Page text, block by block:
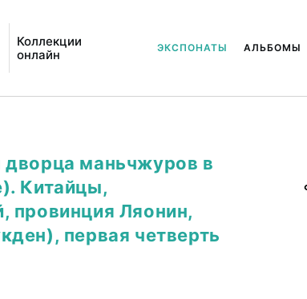
Коллекции
онлайн
ЭКСПОНАТЫ АЛЬБОМЫ
дворца маньчжуров в
Китайцы,
провинция Ляонин,
первая четверть